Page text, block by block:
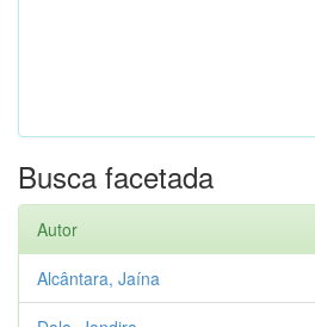
Busca facetada
Autor
Alcântara, Jaína